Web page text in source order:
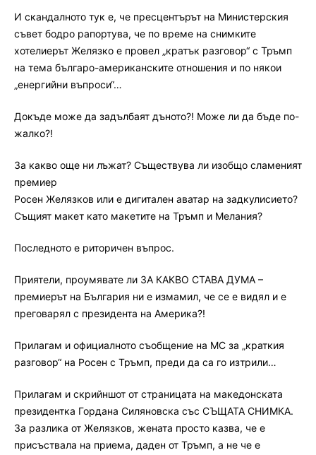
И скандалното тук е, че пресцентърът на Министерския
съвет бодро рапортува, че по време на снимките
хотелиерът Желязко е провел „кратък разговор“ с Тръмп
на тема българо-американските отношения и по някои
„енергийни въпроси“…
Докъде може да задълбаят дъното?! Може ли да бъде по-
жалко?!
За какво още ни лъжат? Съществува ли изобщо сламеният
премиер
Росен Желязков или е дигитален аватар на задкулисието?
Същият макет като макетите на Тръмп и Мелания?
Последното е риторичен въпрос.
Приятели, проумявате ли ЗА КАКВО СТАВА ДУМА –
премиерът на България ни е измамил, че се е видял и е
преговарял с президента на Америка?!
Прилагам и официалното съобщение на МС за „краткия
разговор“ на Росен с Тръмп, преди да са го изтрили…
Прилагам и скрийншот от страницата на македонската
президентка Гордана Силяновска със СЪЩАТА СНИМКА.
За разлика от Желязков, жената просто казва, че е
присъствала на приема, даден от Тръмп, а не че е